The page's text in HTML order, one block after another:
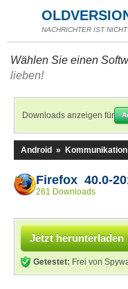
NACHRICHTER IST
Wählen Sie einen
lieben!
Downloads anzeigen für
Android » Kommunikation
Firefox 40.0-
261 Downloads
Jetzt herunterladen
Getestet: Frei von